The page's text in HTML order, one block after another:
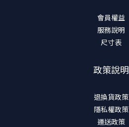
會員權益
服務說明
尺寸表
政策說明
退換貨政策
隱私權政策
運送政策